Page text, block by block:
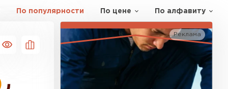
По популярности По цене По алфавиту
Реклама